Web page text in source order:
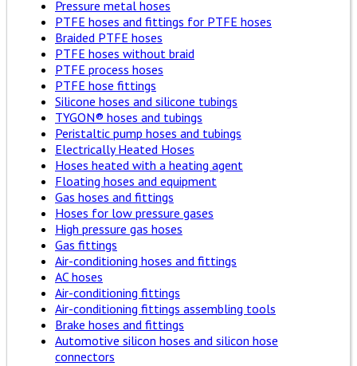
Pressure metal hoses
PTFE hoses and fittings for PTFE hoses
Braided PTFE hoses
PTFE hoses without braid
PTFE process hoses
PTFE hose fittings
Silicone hoses and silicone tubings
TYGON® hoses and tubings
Peristaltic pump hoses and tubings
Electrically Heated Hoses
Hoses heated with a heating agent
Floating hoses and equipment
Gas hoses and fittings
Hoses for low pressure gases
High pressure gas hoses
Gas fittings
Air-conditioning hoses and fittings
AC hoses
Air-conditioning fittings
Air-conditioning fittings assembling tools
Brake hoses and fittings
Automotive silicon hoses and silicon hose
connectors